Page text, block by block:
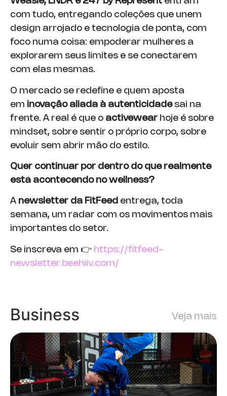
com tudo, entregando coleções que unem
design arrojado e tecnologia de ponta, com
foco numa coisa: empoderar mulheres a
explorarem seus limites e se conectarem
com elas mesmas.
O mercado se redefine e quem aposta
em inovação aliada à autenticidadesai na
frente. A real é que o activewear hoje é sobre
mindset, sobre sentir o próprio corpo, sobre
evoluir sem abrir mão do estilo.
Quer continuar por dentro do que realmente
está acontecendo no wellness?
A newsletter da FitFeed entrega, toda
semana, um radar com os movimentos mais
importantes do setor.
Se inscreva em 👉 https://fitfeed-
newsletter.beehiiv.com/
Business Veja mais